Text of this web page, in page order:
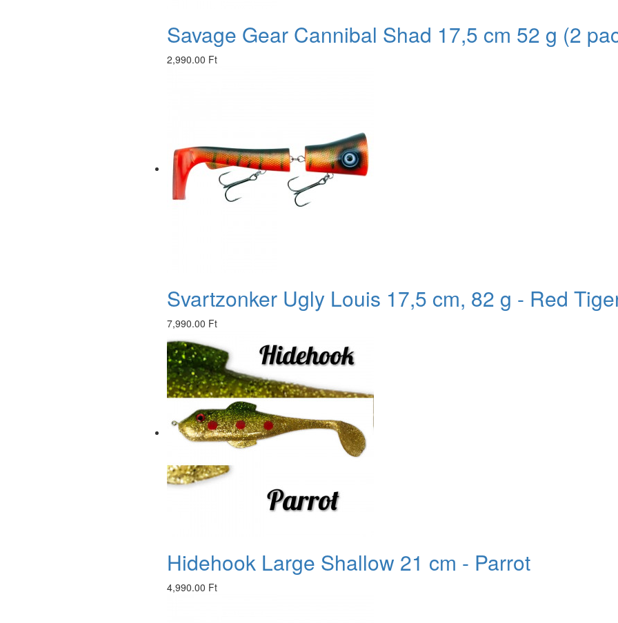
Savage Gear Cannibal Shad 17,5 cm 52 g (2
2,990.00 Ft
Svartzonker Ugly Louis 17,5 cm, 82 g - Red
7,990.00 Ft
Hidehook Large Shallow 21 cm - Parrot
4,990.00 Ft